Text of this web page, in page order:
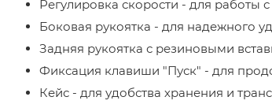
Регулировка скорости - для работы
Боковая рукоятка - для надежного
Задняя рукоятка с резиновыми
Фиксация клавиши "Пуск" - для
Кейс - для удобства хранения и